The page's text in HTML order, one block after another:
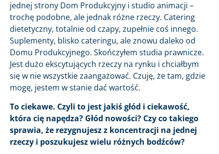
jednej strony Dom Produkcyjny i studio animacji –
trochę podobne, ale jednak różne rzeczy. Catering
dietetyczny, totalnie od czapy, zupełnie coś innego.
Suplementy, blisko cateringu, ale znowu daleko od
Domu Produkcyjnego. Skończyłem studia prawnicze.
Jest dużo ekscytujących rzeczy na rynku i chciałbym
się w nie wszystkie zaangażować. Czuję, że tam, gdzie
mogę, jestem w stanie dać wartość.
To ciekawe. Czyli to jest jakiś głód i ciekawość,
która cię napędza? Głód nowości? Czy co takiego
sprawia, że rezygnujesz z koncentracji na jednej
rzeczy i poszukujesz wielu różnych bodźców?